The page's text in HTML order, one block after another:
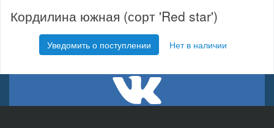
Кордилина южная (сорт 'Red star')
Уведомить о поступлении Нет в наличии